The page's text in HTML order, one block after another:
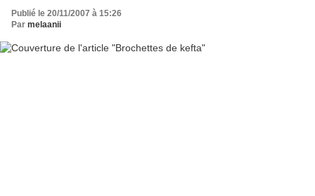
Publié le 20/11/2007 à 15:26
Par melaanii